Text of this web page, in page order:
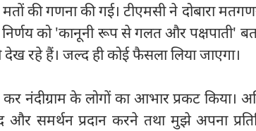
की गणना की गई। टीएमसी ने दोबारा
को 'कानूनी रूप से गलत और पक्षपाती'
रहे हैं। जल्द ही कोई फैसला लिया जाएगा।
नंदीग्राम के लोगों का आभार प्रकट किया।
और समर्थन प्रदान करने तथा मुझे अपना